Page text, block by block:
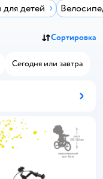
детей
Сортировка
Сегодня или завтра